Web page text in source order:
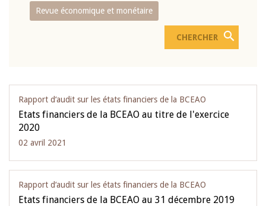
Revue économique et monétaire
Rapport d‘audit sur les états financiers de la BCEAO
Etats financiers de la BCEAO au titre de l'exercice
2020
02 avril 2021
Rapport d‘audit sur les états financiers de la BCEAO
Etats financiers de la BCEAO au 31 décembre 2019